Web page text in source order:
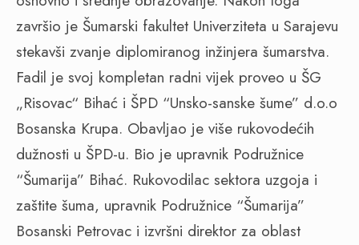
završio je Šumarski fakultet Univerziteta u Sarajevu
stekavši zvanje diplomiranog inžinjera šumarstva.
Fadil je svoj kompletan radni vijek proveo u ŠG
„Risovac“ Bihać i ŠPD “Unsko-sanske šume” d.o.o
Bosanska Krupa. Obavljao je više rukovodećih
dužnosti u ŠPD-u. Bio je upravnik Podružnice
“Šumarija” Bihać. Rukovodilac sektora uzgoja i
zaštite šuma, upravnik Podružnice “Šumarija”
Bosanski Petrovac i izvršni direktor za oblast